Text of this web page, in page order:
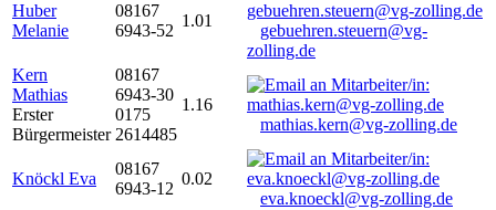
Huber
Melanie
08167
6943-52
1.01
gebuehren.steuern@vg-
zolling.de
Kern
Mathias
Erster
Bürgermeister
08167
6943-30
0175
2614485
1.16
mathias.kern@vg-zolling.de
Knöckl Eva
08167
6943-12
0.02
eva.knoeckl@vg-zolling.de